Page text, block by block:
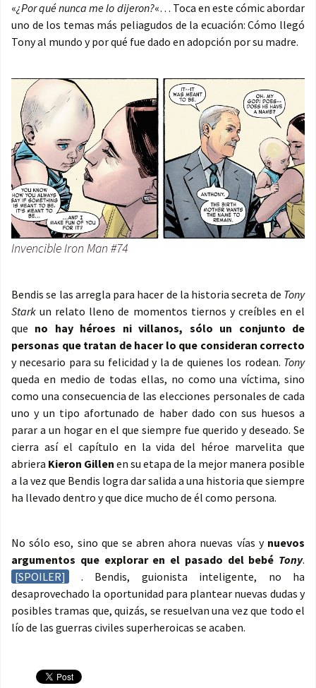
«¿Por qué nunca me lo dijeron?«… Toca en este cómic abordar
uno de los temas más peliagudos de la ecuación: Cómo llegó
Tony al mundo y por qué fue dado en adopción por su madre.
Invencible Iron Man #74
Bendis se las arregla para hacer de la historia secreta de Tony
Stark un relato lleno de momentos tiernos y creíbles en el
que no hay héroes ni villanos, sólo un conjunto de
personas que tratan de hacer lo que consideran correcto
y necesario para su felicidad y la de quienes los rodean. Tony
queda en medio de todas ellas, no como una víctima, sino
como una consecuencia de las elecciones personales de cada
uno y un tipo afortunado de haber dado con sus huesos a
parar a un hogar en el que siempre fue querido y deseado. Se
cierra así el capítulo en la vida del héroe marvelita que
abriera Kieron Gillen en su etapa de la mejor manera posible
a la vez que Bendis logra dar salida a una historia que siempre
ha llevado dentro y que dice mucho de él como persona.
No sólo eso, sino que se abren ahora nuevas vías y nuevos
argumentos que explorar en el pasado del bebé Tony.
[SPOILER]
. Bendis, guionista inteligente, no ha
desaprovechado la oportunidad para plantear nuevas dudas y
posibles tramas que, quizás, se resuelvan una vez que todo el
lío de las guerras civiles superheroicas se acaben.